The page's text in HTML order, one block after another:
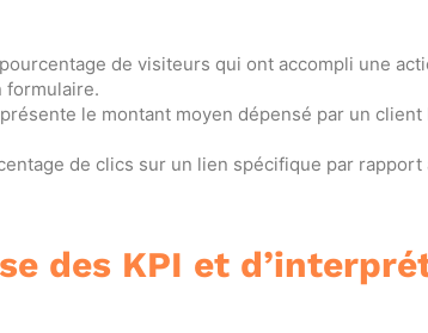
de visiteurs qui ont accompli une
formulaire.
le montant moyen dépensé par un client
de clics sur un lien spécifique par rapport
des KPI et